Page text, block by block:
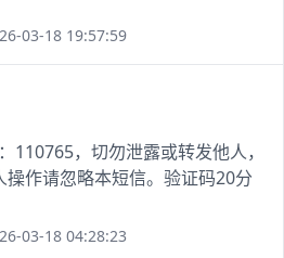
03-18 19:57:59
110765，切勿泄露或转发他人，
作请忽略本短信。验证码20分
03-18 04:28:23